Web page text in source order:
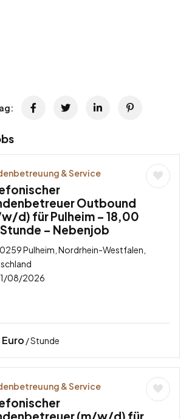
& Service
Outbound
d) für Pulheim – 18,00
– Nebenjob
Pulheim, Nordrhein-Westfalen,
08/2026
Euro / Stunde
& Service